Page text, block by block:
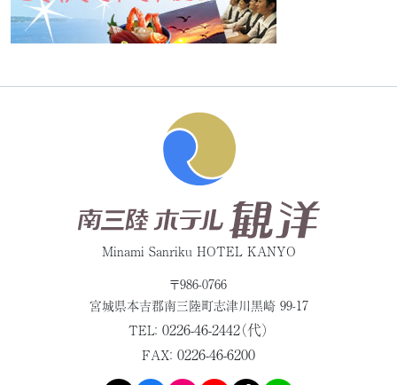
Minami Sanriku HOTEL KANYO
〒986-0766
宮城県本吉郡南三陸町志津川黒崎 99-17
TEL： 0226-46-2442（代）
FAX： 0226-46-6200